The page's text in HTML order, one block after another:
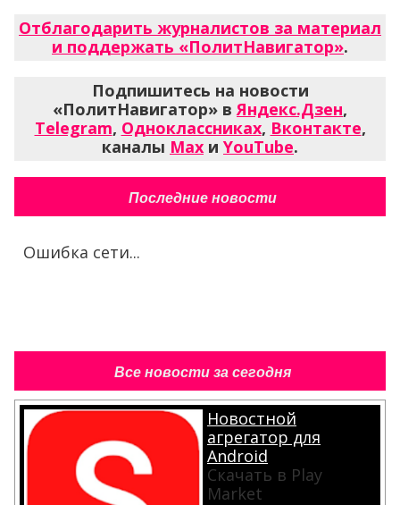
Отблагодарить журналистов за материал
и поддержать «ПолитНавигатор».
Подпишитесь на новости
«ПолитНавигатор» в Яндекс.Дзен,
Telegram, Одноклассниках, Вконтакте,
каналы Max и YouTube.
Последние новости
Ошибка сети...
Все новости за сегодня
Новостной
агрегатор для
Android
Скачать в Play
Market